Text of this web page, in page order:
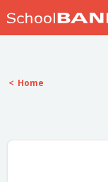
Home